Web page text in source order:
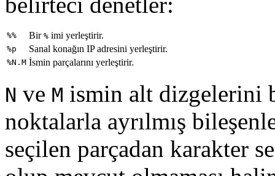
%% Bir % imi yerleştirir.
%p Sanal konağın IP adresini yerleştirir.
%N.M İsmin parçalarını yerleştirir.
N ve M ismin alt dizgelerini
noktalarla ayrılmış
seçilen parçadan karakter